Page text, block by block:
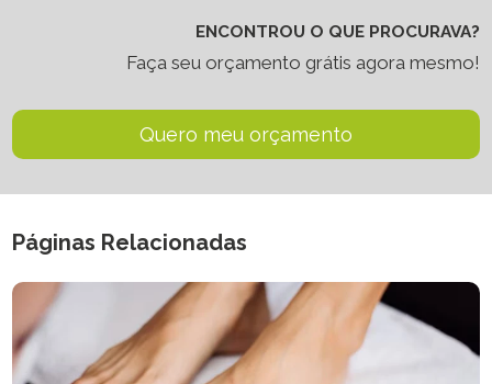
ENCONTROU O QUE PROCURAVA?
Faça seu orçamento grátis agora mesmo!
Quero meu orçamento
Páginas Relacionadas